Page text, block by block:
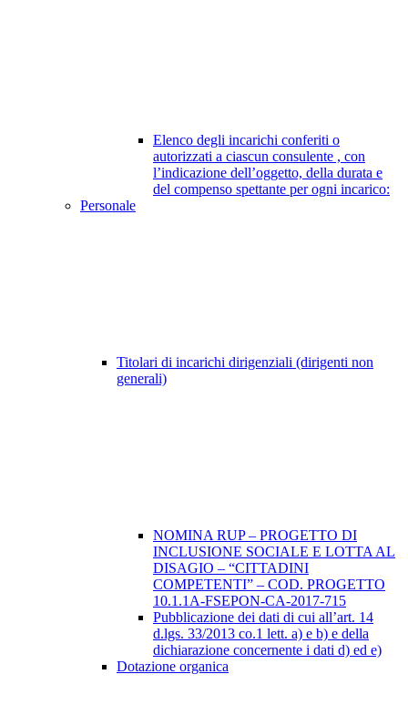
Elenco degli incarichi conferiti o
autorizzati a ciascun consulente , con
l’indicazione dell’oggetto, della durata e
del compenso spettante per ogni incarico:
Personale
Titolari di incarichi dirigenziali (dirigenti non
generali)
NOMINA RUP – PROGETTO DI
INCLUSIONE SOCIALE E LOTTA AL
DISAGIO – “CITTADINI
COMPETENTI” – COD. PROGETTO
10.1.1A-FSEPON-CA-2017-715
Pubblicazione dei dati di cui all’art. 14
d.lgs. 33/2013 co.1 lett. a) e b) e della
dichiarazione concernente i dati d) ed e)
Dotazione organica